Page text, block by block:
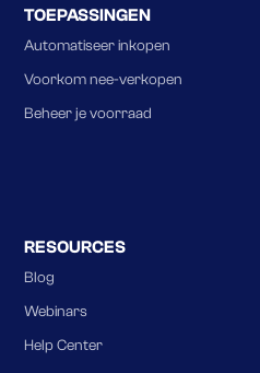
TOEPASSINGEN
Automatiseer inkopen
Voorkom nee-verkopen
Beheer je voorraad
RESOURCES
Blog
Webinars
Help Center